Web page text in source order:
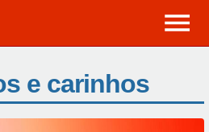
e carinhos